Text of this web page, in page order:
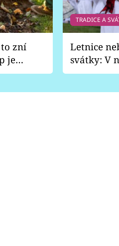
zní
je
TRADICE A
Letnice
svátky: V
pondělí